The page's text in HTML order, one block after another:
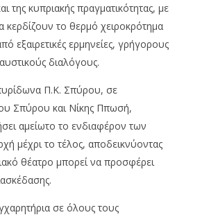
της κυπριακής πραγματικότητας, με
κερδίζουν το θερμό χειροκρότημα
εξαιρετικές ερμηνείες, γρήγορους
διαλόγους.
Π.Κ. Σπύρου, σε
Σπύρου και Νίκης Ππωσή,
αμείωτο το ενδιαφέρον των
μέχρι το τέλος, αποδεικνύοντας
θέατρο μπορεί να προσφέρει
σε όλους τους